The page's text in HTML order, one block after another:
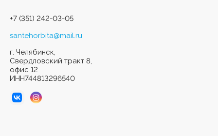
+7 (351) 242-03-05
santehorbita@mail.ru
г. Челябинск,
Свердловский тракт 8,
офис 12
ИНН744813296540